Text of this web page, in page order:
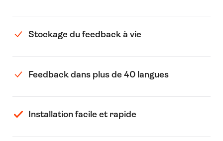
Stockage du feedback à vie
Feedback dans plus de 40 langues
Installation facile et rapide